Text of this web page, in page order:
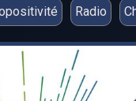
Radio